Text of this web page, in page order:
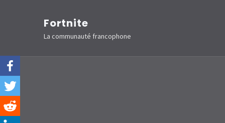
(Pressez
Entrée)
Fortnite
La communauté francophone